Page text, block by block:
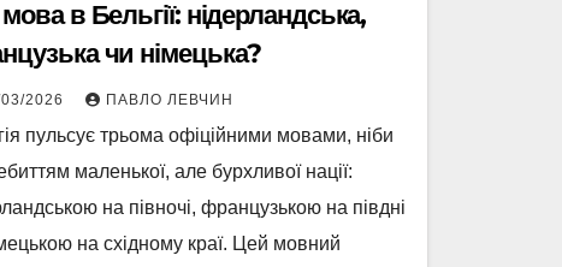
в Бельгії: нідерландська,
чи німецька?
2026 ПАВЛО ЛЕВЧИН
пульсує трьома офіційними мовами, ніби
маленької, але бурхливої нації:
на півночі, французькою на півдні
на східному краї. Цей мовний